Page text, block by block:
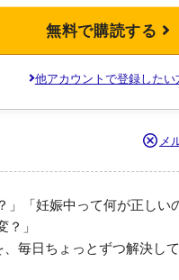
無料で購読する
他アカウントで登録したい
メ
」「妊娠中って何が正しい
」
、毎日ちょっとずつ解決し